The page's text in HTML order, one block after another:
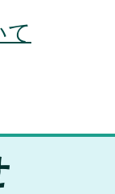
て